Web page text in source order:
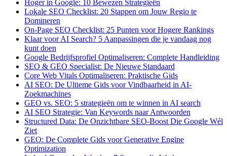
Hoger in Google: 10 Bewezen Strategieën
Lokale SEO Checklist: 20 Stappen om Jouw Regio te
Domineren
On-Page SEO Checklist: 25 Punten voor Hogere Rankings
Klaar voor AI Search? 5 Aanpassingen die je vandaag nog
kunt doen
Google Bedrijfsprofiel Optimaliseren: Complete Handleiding
SEO & GEO Specialist: De Nieuwe Standaard
Core Web Vitals Optimaliseren: Praktische Gids
AI SEO: De Ultieme Gids voor Vindbaarheid in AI-
Zoekmachines
GEO vs. SEO: 5 strategieën om te winnen in AI search
AI SEO Strategie: Van Keywords naar Antwoorden
Structured Data: De Onzichtbare SEO-Boost Die Google Wél
Ziet
GEO: De Complete Gids voor Generative Engine
Optimization